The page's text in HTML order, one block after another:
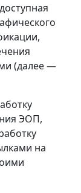
(далее —
ЭОП,
на